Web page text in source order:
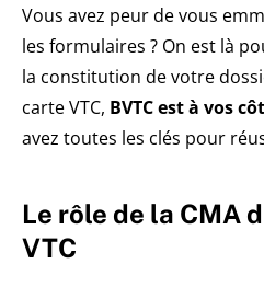
Vous avez peur de vous
les formulaires ? On est là
la constitution de votre
carte VTC, BVTC est à vos
avez toutes les clés pour
Le rôle de la CMA
VTC